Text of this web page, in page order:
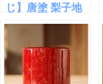
じ】唐塗 梨子地